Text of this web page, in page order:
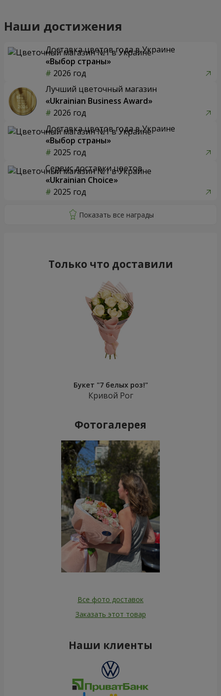
Наши достижения
Доставка цветов года в Украине
«Выбор страны»
2026 год
Лучший цветочный магазин
«Ukrainian Business Award»
2026 год
Доставка цветов года в Украине
«Выбор страны»
2025 год
Сервис доставки цветов
«Ukrainian Choice»
2025 год
Только что доставили
Букет "7 белых роз!"
Кривой Рог
Фотогалерея
Все фото доставок
Заказать этот товар
Наши клиенты